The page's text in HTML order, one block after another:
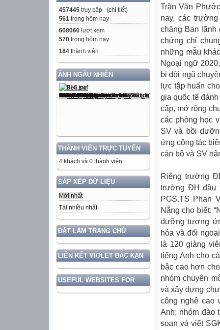
457445 truy cập (chi tiết)
561 trong hôm nay
608060 lượt xem
570 trong hôm nay
184 thành viên
ẢNH NGẪU NHIÊN
THÀNH VIÊN TRỰC TUYẾN
4 khách và 0 thành viên
SẮP XẾP DỮ LIỆU
Mới nhất
Tải nhiều nhất
ĐẶT LÀM TRANG CHỦ
LIÊN KẾT VIOLET BẮC KẠN
USEFUL WEBSITES FOR
Trần Văn
nay, các
chăng Ban lãnh
chứng chỉ
những mẫu
Ngoại ngữ
bị đội ngũ
lực tập huấn
gia quốc tế
cấp, mở rộng
các phòng học
SV và bồi
ứng công tác
cán bộ và SV
Riêng trường
trường ĐH đầu
PGS.TS Phan
Nẵng cho biết:
dưỡng tương
hóa và đối
là 120 giảng
tiếng Anh cho
bậc cao hơn
nhóm chuyên
và xây dựng
công nghệ cao
Anh; nhóm đào
soạn và viết